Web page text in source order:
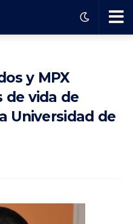
ble
y MPX
de vida de
Universidad de